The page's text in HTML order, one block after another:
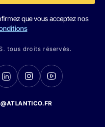
que vous acceptez nos
tous droits réservés.